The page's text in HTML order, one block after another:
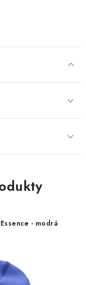
- modrá